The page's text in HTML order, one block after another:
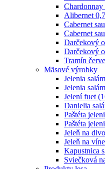
Chardonnay
Alibernet
Cabernet
Cabernet
Darčekový
Darčekový
Tramín
Mäsové výrobky
Jelenia
Jelenia
Jelení fuet
Danielia
Paštéta
Paštéta
Jeleň na
Jeleň na
Kapustnica
Sviečková